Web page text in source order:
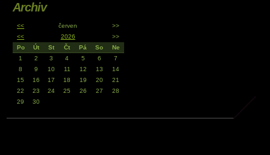
Archiv
<< červen
>>
<<
2026
>>
Po
Út St Čt Pá So
Ne
1
2 3 4 5 6
7
8
9 10 11 12 13
14
15
16 17 18 19 20
21
22
23 24 25 26 27
28
29
30